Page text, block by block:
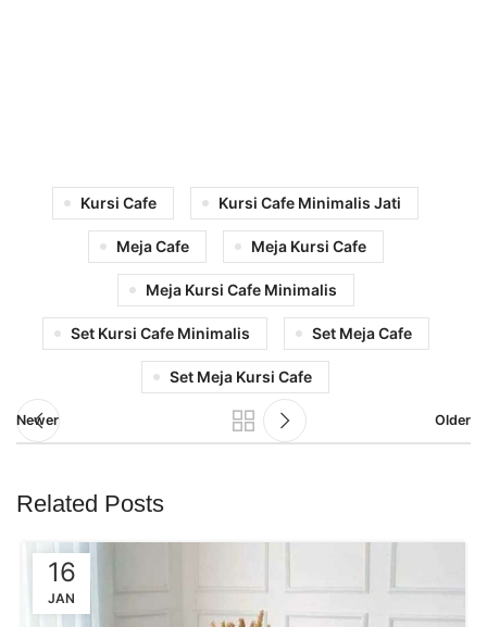
Kursi Cafe Kursi Cafe Minimalis Jati
Meja Cafe Meja Kursi Cafe
Meja Kursi Cafe Minimalis
Set Kursi Cafe Minimalis Set Meja Cafe
Set Meja Kursi Cafe
Newer Older
Related Posts
16
JAN